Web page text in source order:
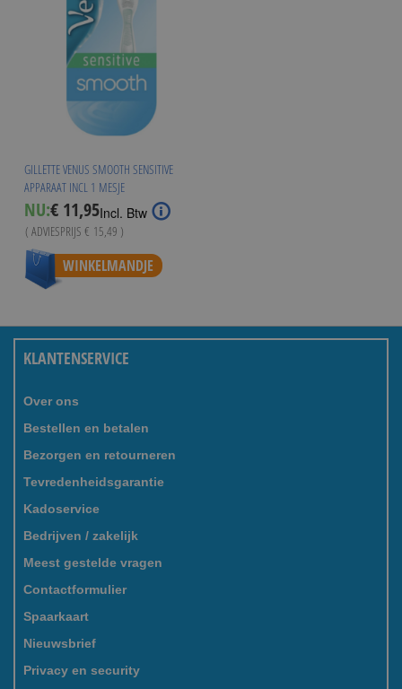
GILLETTE VENUS SMOOTH SENSITIVE
APPARAAT INCL 1 MESJE
NU:Special
Price
€ 11,95Incl. Btw
( ADVIESPRIJS € 15,49 )
WINKELMANDJE
KLANTENSERVICE
Over ons
Bestellen en betalen
Bezorgen en retourneren
Tevredenheidsgarantie
Kadoservice
Bedrijven / zakelijk
Meest gestelde vragen
Contactformulier
Spaarkaart
Nieuwsbrief
Privacy en security